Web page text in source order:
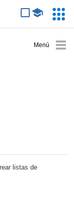
listas de